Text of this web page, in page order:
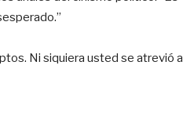
Ni siquiera usted se atrevió a